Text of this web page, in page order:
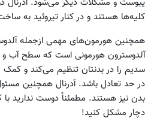
کلیه‌ها هستند و در کنار تیروئید به
همچنین هورمون‌های مهمی ازجمله
آلدوسترون هورمونی است که سطح آب
سدیم را در بدنتان تنظیم می‌کند و
در حد تعادل باشد. آدرنال همچنین
بدن نیز هستند. مطمئناً دوست ندارید
دچار مشکل کنید!